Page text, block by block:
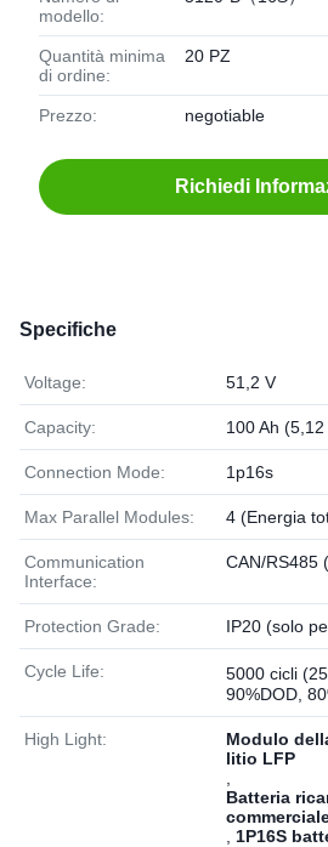
modello:
Quantità minima
di ordine:
20 PZ
Prezzo: negotiable
Richiedi
Specifiche
Voltage: 51,2 V
Capacity: 100 Ah (5,12
Connection Mode: 1p16s
Max Parallel Modules: 4 (Energia
Communication
Interface:
CAN/RS485
Protection Grade: IP20 (solo
Cycle Life:
5000 cicli
90%DOD,
High Light:
Modulo
litio LFP
Batteria
1P16S